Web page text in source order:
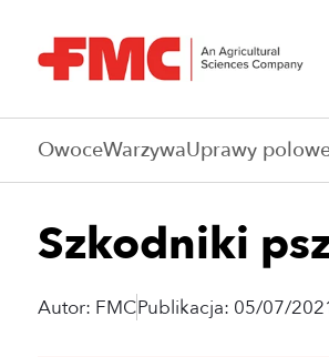
OwoceWarzywaUprawy
Szkodniki
Autor: FMCPublikacja: 05/07/